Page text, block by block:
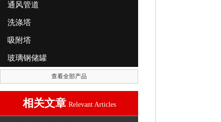
通风管道
洗涤塔
吸附塔
玻璃钢储罐
查看全部产品
相关文章 Relevant Articles